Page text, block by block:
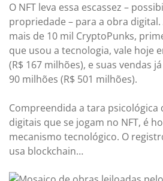
O NFT leva essa escassez –
propriedade – para a obra digital.
mais de 10 mil CryptoPunks,
que usou a tecnologia, vale hoje
(R$ 167 milhões), e suas vendas
90 milhões (R$ 501 milhões).
Compreendida a tara psicológica
digitais que se jogam no NFT, é
mecanismo tecnológico. O
usa blockchain…